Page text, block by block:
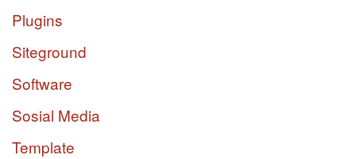
Plugins
Siteground
Software
Sosial Media
Template